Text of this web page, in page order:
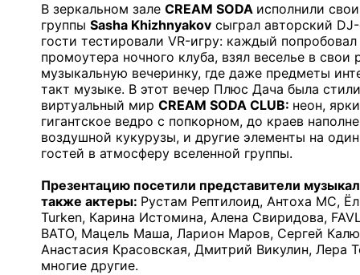
В зеркальном зале CREAM SODA исполнили
группы Sasha Khizhnyakov сыграл авторский
гости тестировали VR-игру: каждый
промоутера ночного клуба, взял веселье в свои
музыкальную вечеринку, где даже предметы
такт музыке. В этот вечер Плюс Дача была
виртуальный мир CREAM SODA CLUB: неон,
гигантское ведро с попкорном, до краев
воздушной кукурузы, и другие элементы на
гостей в атмосферу вселенной группы.
Презентацию посетили представители
также актеры: Рустам Рептилоид, Антоха МС,
Turken, Карина Истомина, Алена Свиридова,
ВАТО, Мацель Маша, Ларион Маров, Сергей
Анастасия Красовская, Дмитрий Викулин, Лера
многие другие.